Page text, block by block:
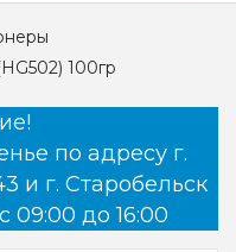
100гр
по адресу г.
и г. Старобельск
09:00 до 16:00